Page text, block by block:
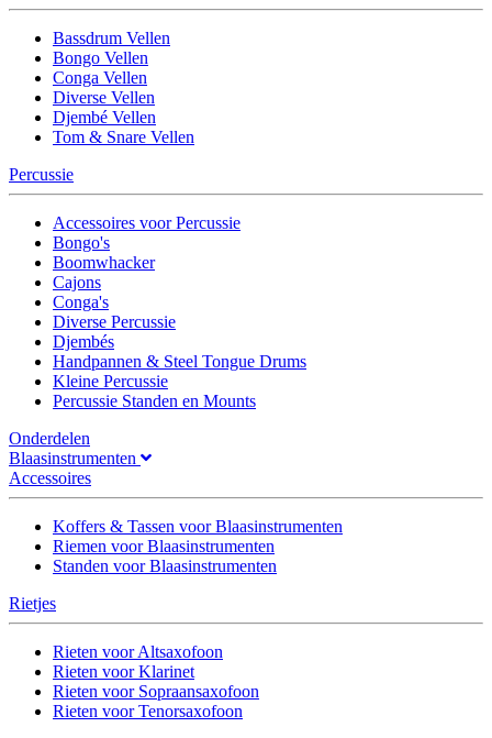
Bassdrum Vellen
Bongo Vellen
Conga Vellen
Diverse Vellen
Djembé Vellen
Tom & Snare Vellen
Percussie
Accessoires voor Percussie
Bongo's
Boomwhacker
Cajons
Conga's
Diverse Percussie
Djembés
Handpannen & Steel Tongue Drums
Kleine Percussie
Percussie Standen en Mounts
Onderdelen
Blaasinstrumenten
Accessoires
Koffers & Tassen voor Blaasinstrumenten
Riemen voor Blaasinstrumenten
Standen voor Blaasinstrumenten
Rietjes
Rieten voor Altsaxofoon
Rieten voor Klarinet
Rieten voor Sopraansaxofoon
Rieten voor Tenorsaxofoon